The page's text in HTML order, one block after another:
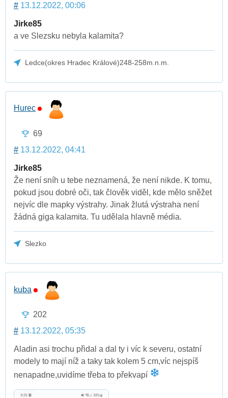
# 13.12.2022, 00:06
Jirke85
a ve Slezsku nebyla kalamita?
Ledce(okres Hradec Králové)248-258m.n.m.
Hurec
69
# 13.12.2022, 04:41
Jirke85
Že není sníh u tebe neznamená, že není nikde. K tomu,
pokud jsou dobré oči, tak člověk viděl, kde mělo sněžet
nejvíc dle mapky výstrahy. Jinak žlutá výstraha není
žádná giga kalamita. Tu udělala hlavně média.
Slezko
kuba
202
# 13.12.2022, 05:35
Aladin asi trochu přidal a dal ty i víc k severu, ostatní
modely to mají níž a taky tak kolem 5 cm,víc nejspíš
nenapadne,uvidíme třeba to překvapí